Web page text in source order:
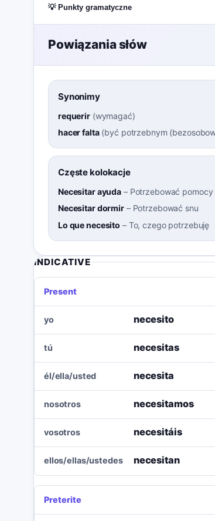
💡 Punkty gramatyczne
Powiązania słów
Synonimy
requerir(wymagać)
hacer falta(być potrzebnym
Częste kolokacje
Necesitar ayuda – Potrzebować pomocy
Necesitar dormir– Potrzebować snu
Lo que necesito – To, czego potrzebuję
INDICATIVE
Present
yo necesito
tú necesitas
él/ella/usted necesita
nosotros necesitamos
vosotros necesitáis
ellos/ellas/ustedes necesitan
Preterite